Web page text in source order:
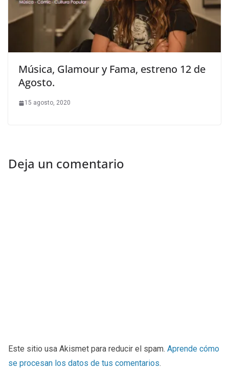
Música, Glamour y Fama, estreno 12 de
Agosto.
15 agosto, 2020
Deja un comentario
Este sitio usa Akismet para reducir el spam. Aprende cómo
se procesan los datos de tus comentarios.